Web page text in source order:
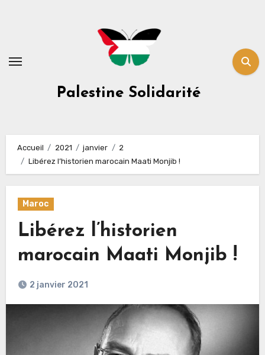
Palestine Solidarité
Accueil 2021 janvier
2
Libérez l’historien marocain Maati Monjib !
Maroc
Libérez l’historien
marocain Maati Monjib !
2 janvier 2021